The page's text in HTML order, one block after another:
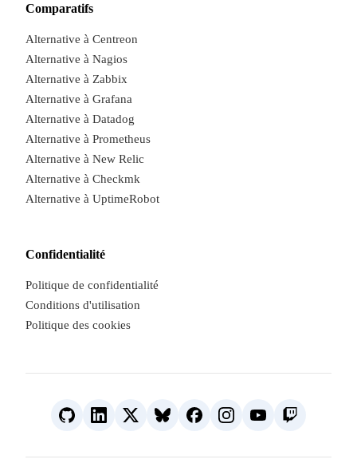
Comparatifs
Alternative à Centreon
Alternative à Nagios
Alternative à Zabbix
Alternative à Grafana
Alternative à Datadog
Alternative à Prometheus
Alternative à New Relic
Alternative à Checkmk
Alternative à UptimeRobot
Confidentialité
Politique de confidentialité
Conditions d'utilisation
Politique des cookies